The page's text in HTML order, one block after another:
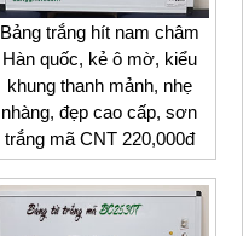
Bảng trắng hít nam châm
Hàn quốc, kẻ ô mờ, kiểu
khung thanh mảnh, nhẹ
nhàng, đẹp cao cấp, sơn
trắng mã CNT 220,000đ